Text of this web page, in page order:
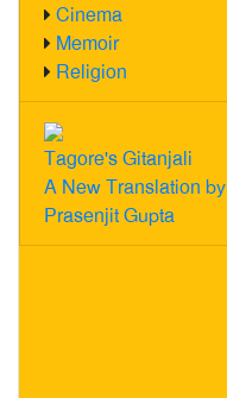
Cinema
Memoir
Religion
Tagore's Gitanjali
A New Translation by
Prasenjit Gupta